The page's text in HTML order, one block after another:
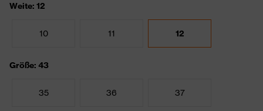
Weite: 12
10 11 12
Größe: 43
35 36 37